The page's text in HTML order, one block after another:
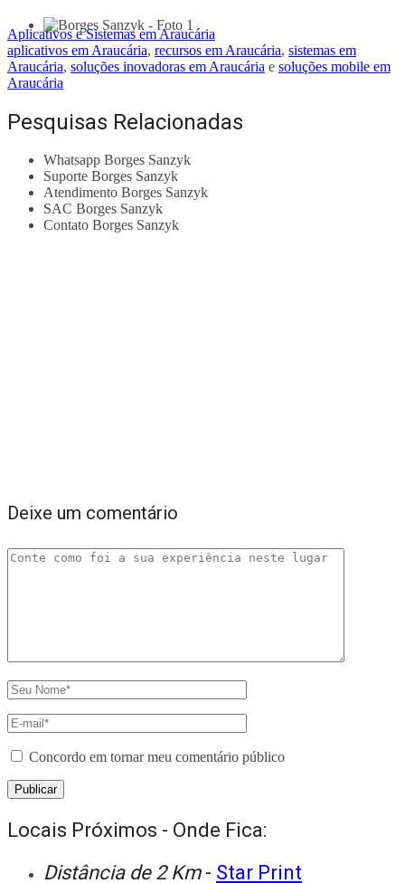
Aplicativos e Sistemas em Araucária
aplicativos em Araucária, recursos em Araucária, sistemas em
Araucária, soluções inovadoras em Araucária e soluções mobile em
Araucária
Pesquisas Relacionadas
Whatsapp Borges Sanzyk
Suporte Borges Sanzyk
Atendimento Borges Sanzyk
SAC Borges Sanzyk
Contato Borges Sanzyk
Deixe um comentário
Concordo em tornar meu comentário público
Locais Próximos - Onde Fica:
Distância de 2 Km - Star Print